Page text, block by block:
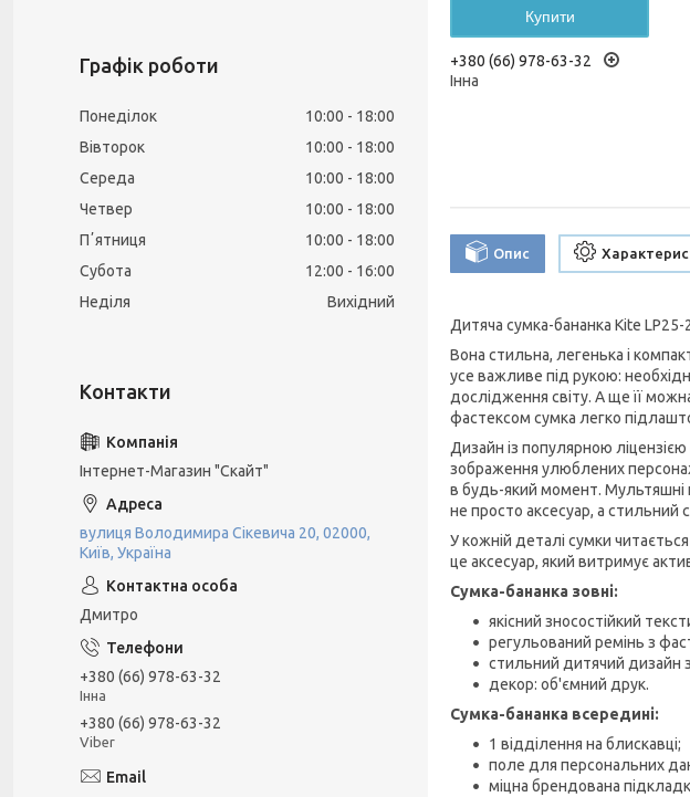
Купити
+380 (66) 978-63-32
Інна
Опис
Дитяча сумка-бананка Kite
Вона стильна, легенька і
усе важливе під рукою:
дослідження світу. А ще її
фастексом сумка легко
Дизайн із популярною
зображення улюблених
в будь-який момент. Мультяшні
не просто аксесуар, а стильний
У кожній деталі сумки
це аксесуар, який витримує
Сумка-бананка зовні:
якісний зносостійкий
регульований ремінь з
стильний дитячий дизайн
декор: об'ємний друк.
Сумка-бананка всередині:
1 відділення на блискавці;
поле для персональних
міцна брендована
Графік роботи
Понеділок 10:00
18:00
Вівторок
10:00
18:00
Середа
10:00
18:00
Четвер
10:00
18:00
Пʼятниця
10:00
18:00
Субота
12:00
16:00
Неділя
Вихідний
Інтернет-Магазин "Скайт"
вулиця Володимира Сікевича 20, 02000,
Київ, Україна
Дмитро
+380 (66) 978-63-32
Інна
+380 (66) 978-63-32
Viber